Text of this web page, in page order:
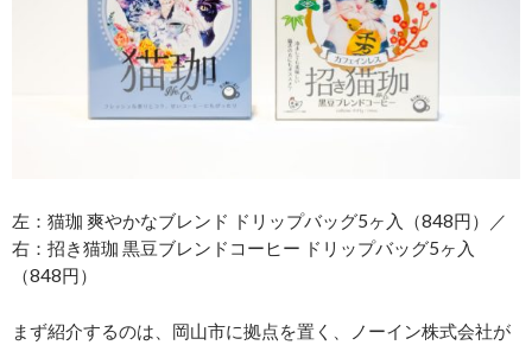
左：猫珈 爽やかなブレンド ドリップバッグ5ヶ入（848円）／
右：招き猫珈 黒豆ブレンドコーヒー ドリップバッグ5ヶ入
（848円）
まず紹介するのは、岡山市に拠点を置く、ノーイン株式会社が